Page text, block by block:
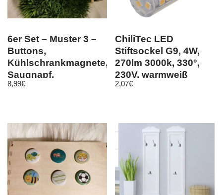
6er Set – Muster 3 –
Buttons,
Kühlschrankmagnete,
Saugnapf,
Kleidermagnet
8,99€
ChiliTec LED
Stiftsockel G9, 4W,
270lm 3000k, 330°,
230V, warmweiß
2,07€